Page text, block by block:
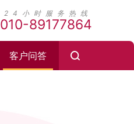
010-89177864
客户问答